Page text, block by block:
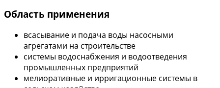
Область применения
всасывание и подача воды насосными
агрегатами на строительстве
системы водоснабжения и водоотведения
промышленных предприятий
мелиоративные и ирригационные системы в